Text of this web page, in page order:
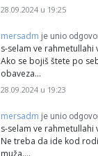
28.09.2024 u 19:25
mersadm je unio
s-selam ve rahmetullahi
Ako se bojiš štete po
obaveza…
28.09.2024 u 19:23
mersadm je unio
s-selam ve rahmetullahi
Ne treba da ide kod
muža.…